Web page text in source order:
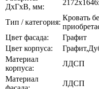
ДхГхВ, мм:
Тип / категория:
Кровать
Цвет фасада:
Графит
Цвет корпуса:
Материал
корпуса:
ЛДСП
Материал
ЛДСП